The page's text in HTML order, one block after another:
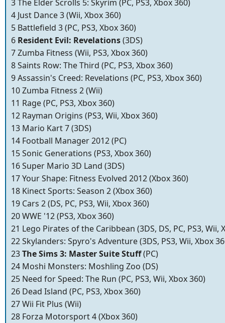
3 The Elder Scrolls 5: Skyrim (PC, PS3, Xbox 360)
4 Just Dance 3 (Wii, Xbox 360)
5 Battlefield 3 (PC, PS3, Xbox 360)
6 Resident Evil: Revelations(3DS)
7 Zumba Fitness (Wii, PS3, Xbox 360)
8 Saints Row: The Third (PC, PS3, Xbox 360)
9 Assassin's Creed: Revelations (PC, PS3, Xbox 360)
10 Zumba Fitness 2 (Wii)
11 Rage (PC, PS3, Xbox 360)
12 Rayman Origins (PS3, Wii, Xbox 360)
13 Mario Kart 7 (3DS)
14 Football Manager 2012 (PC)
15 Sonic Generations (PS3, Xbox 360)
16 Super Mario 3D Land (3DS)
17 Your Shape: Fitness Evolved 2012 (Xbox 360)
18 Kinect Sports: Season 2 (Xbox 360)
19 Cars 2 (DS, PC, PS3, Wii, Xbox 360)
20 WWE '12 (PS3, Xbox 360)
21 Lego Pirates of the Caribbean (3DS, DS, PC, PS3, Wii,
22 Skylanders: Spyro's Adventure (3DS, PS3, Wii, Xbox
23The Sims 3: Master Suite Stuff(PC)
24 Moshi Monsters: Moshling Zoo (DS)
25 Need for Speed: The Run (PC, PS3, Wii, Xbox 360)
26 Dead Island (PC, PS3, Xbox 360)
27 Wii Fit Plus (Wii)
28 Forza Motorsport 4 (Xbox 360)